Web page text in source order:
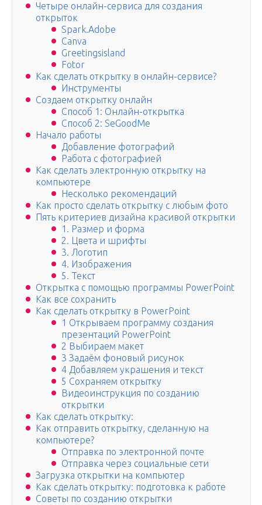
Четыре онлайн-сервиса для создания
открыток
Spark.Adobe
Canva
Greetingsisland
Fotor
Как сделать открытку в онлайн-сервисе?
Инструменты
Создаем открытку онлайн
Способ 1: Онлайн-открытка
Способ 2: SeGoodMe
Начало работы
Добавление фотографий
Работа с фотографией
Как сделать электронную открытку на
компьютере
Несколько рекомендаций
Как просто сделать открытку с любым фото
Пять критериев дизайна красивой открытки
1. Размер и форма
2. Цвета и шрифты
3. Логотип
4. Изображения
5. Текст
Открытка с помощью программы PowerPoint
Как все сохранить
Как сделать открытку в PowerPoint
1 Открываем программу создания
презентаций PowerPoint
2 Выбираем макет
3 Задаём фоновый рисунок
4 Добавляем украшения и текст
5 Сохраняем открытку
Видеоинструкция по созданию
открытки
Как сделать открытку:
Как отправить открытку, сделанную на
компьютере?
Отправка по электронной почте
Отправка через социальные сети
Загрузка открытки на компьютер
Как сделать открытку: подготовка к работе
Советы по созданию открытки